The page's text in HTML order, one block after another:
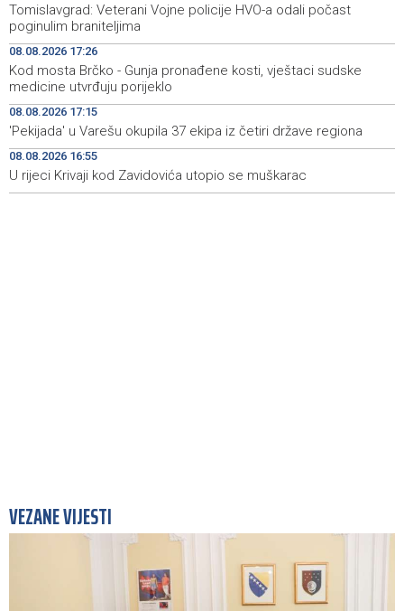
18:09
Iran 'vrlo blizu' dogovora s Omanom o novoj Hormuškoj
brodskoj ruti
18:05
Koncertom Marije Šerifović večeras se zatvara
manifestacija 'Dani dijaspore Travnik 2026'
17:26
Kod mosta Brčko - Gunja pronađene kosti, vještaci
sudske medicine utvrđuju porijeklo
17:15
'Pekijada' u Varešu okupila 37 ekipa iz četiri države
regiona
Tomislavgrad: Veterani Vojne policije HVO-a odali počast
poginulim braniteljima
08.08.2026 17:26
Kod mosta Brčko - Gunja pronađene kosti, vještaci sudske
medicine utvrđuju porijeklo
08.08.2026 17:15
'Pekijada' u Varešu okupila 37 ekipa iz četiri države regiona
08.08.2026 16:55
U rijeci Krivaji kod Zavidovića utopio se muškarac
VEZANE VIJESTI